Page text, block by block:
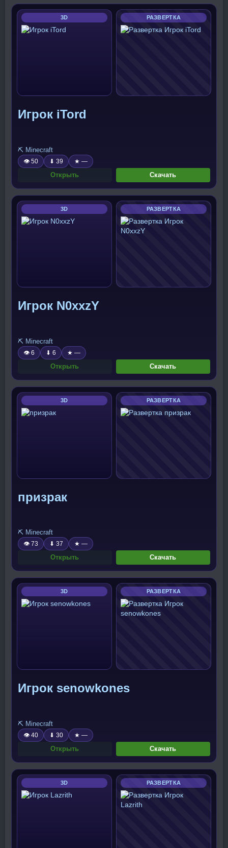
3D РАЗВЕРТКА
Игрок iTord
⛏️ Minecraft
👁 50 ⬇ 39 ★ —
Открыть Скачать
3D РАЗВЕРТКА
Игрок N0xxzY
⛏️ Minecraft
👁 6 ⬇ 6 ★ —
Открыть Скачать
3D РАЗВЕРТКА
призрак
⛏️ Minecraft
👁 73 ⬇ 37 ★ —
Открыть Скачать
3D РАЗВЕРТКА
Игрок senowkones
⛏️ Minecraft
👁 40 ⬇ 30 ★ —
Открыть Скачать
3D РАЗВЕРТКА